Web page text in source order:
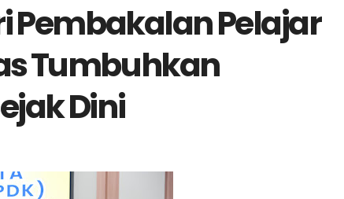
Pembakalan Pelajar
Tumbuhkan
Dini